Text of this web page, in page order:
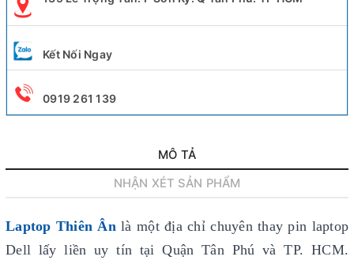
Kết Nối Ngay
0919 261 139
MÔ TẢ
NHẬN XÉT SẢN PHẨM
Laptop Thiên Ân là một địa chỉ chuyên thay pin laptop
Dell lấy liền uy tín tại Quận Tân Phú và TP. HCM.